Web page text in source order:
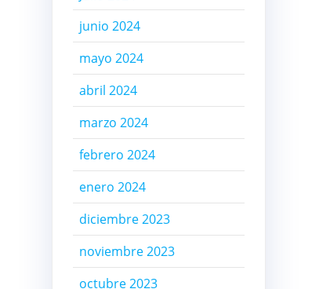
junio 2024
mayo 2024
abril 2024
marzo 2024
febrero 2024
enero 2024
diciembre 2023
noviembre 2023
octubre 2023